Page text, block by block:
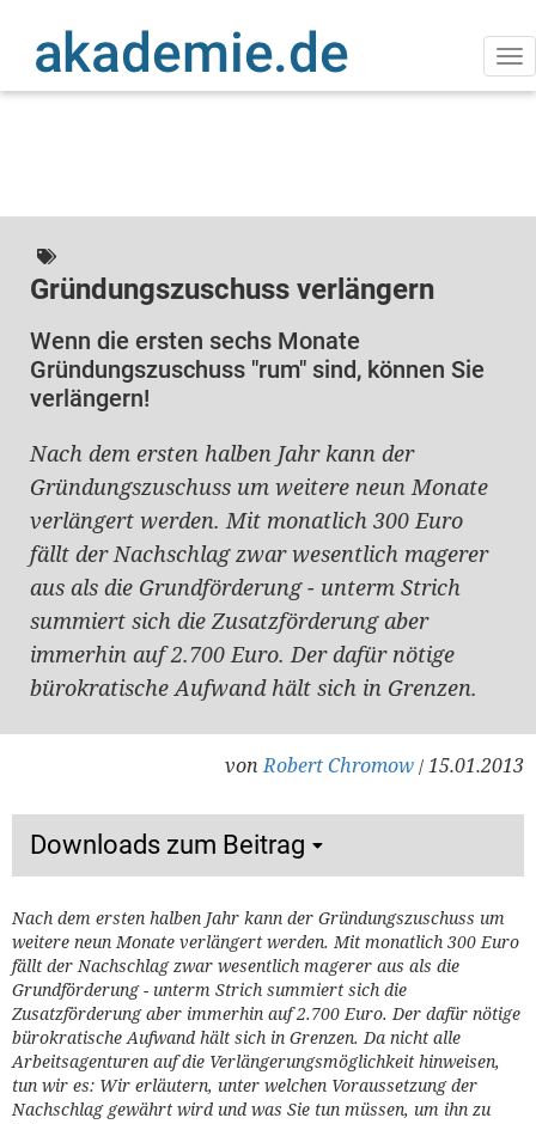
Inhalt
Gründungszuschuss verlängern
Wenn die ersten sechs Monate
Gründungszuschuss "rum" sind, können Sie
verlängern!
Nach dem ersten halben Jahr kann der
Gründungszuschuss um weitere neun Monate
verlängert werden. Mit monatlich 300 Euro
fällt der Nachschlag zwar wesentlich magerer
aus als die Grundförderung - unterm Strich
summiert sich die Zusatzförderung aber
immerhin auf 2.700 Euro. Der dafür nötige
bürokratische Aufwand hält sich in Grenzen.
vonRobert Chromow / 15.01.2013
Downloads zum Beitrag
Nach dem ersten halben Jahr kann der Gründungszuschuss um
weitere neun Monate verlängert werden. Mit monatlich 300 Euro
fällt der Nachschlag zwar wesentlich magerer aus als die
Grundförderung - unterm Strich summiert sich die
Zusatzförderung aber immerhin auf 2.700 Euro. Der dafür nötige
bürokratische Aufwand hält sich in Grenzen. Da nicht alle
Arbeitsagenturen auf die Verlängerungsmöglichkeit hinweisen,
tun wir es: Wir erläutern, unter welchen Voraussetzung der
Nachschlag gewährt wird und was Sie tun müssen, um ihn zu